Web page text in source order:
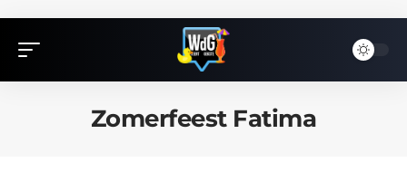
Zomerfeest Fatima